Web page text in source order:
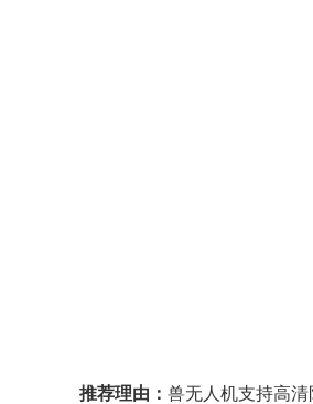
推荐理由： 兽无人机支持高